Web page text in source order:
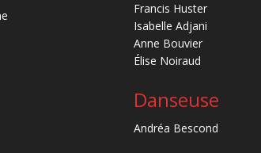
Francis Huster
Isabelle Adjani
Anne Bouvier
Élise Noiraud
Danseuse
Andréa Bescond